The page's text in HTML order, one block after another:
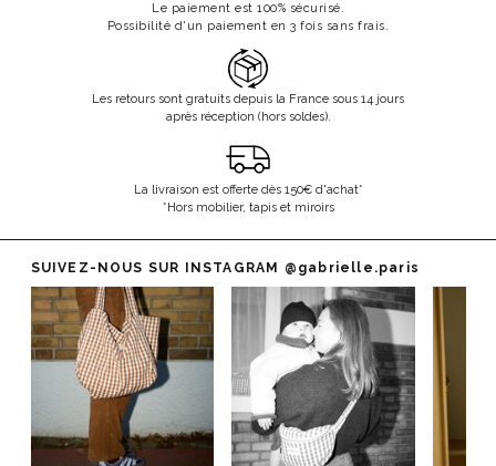
Le paiement est 100% sécurisé.
Possibilité d'un paiement en 3 fois sans frais.
Les retours sont gratuits depuis la France sous 14 jours
après réception (hors soldes).
La livraison est offerte dès 150€ d'achat*
*Hors mobilier, tapis et miroirs
SUIVEZ-NOUS SUR INSTAGRAM @gabrielle.paris